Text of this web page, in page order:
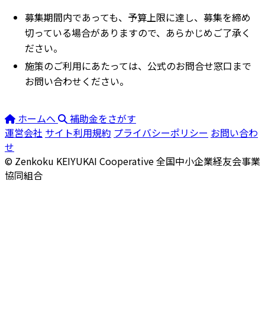
募集期間内であっても、予算上限に達し、募集を締め
切っている場合がありますので、あらかじめご了承く
ださい。
施策のご利用にあたっては、公式のお問合せ窓口まで
お問い合わせください。
ホームへ
補助金をさがす
運営会社 サイト利用規約 プライバシーポリシー お問い合わ
せ
© Zenkoku KEIYUKAI Cooperative全国中小企業経友会事業
協同組合